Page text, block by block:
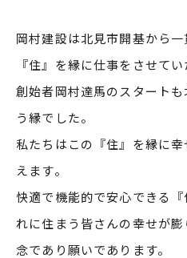
岡村建設は北見市開基から
『住』を縁に仕事をさせてい
創始者岡村達馬のスタート
う縁でした。
私たちはこの『住』を縁に
えます。
快適で機能的で安心できる
れに住まう皆さんの幸せが
念であり願いであります。